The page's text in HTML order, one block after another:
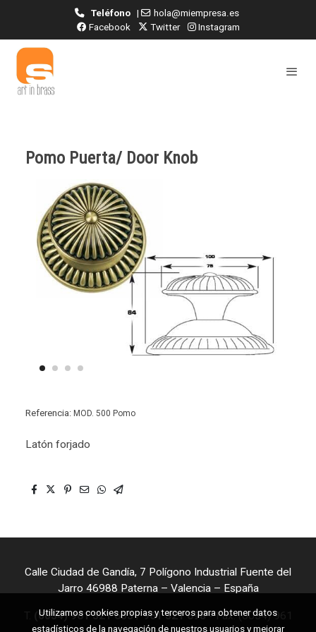
Teléfono|
hola@miempresa.es
Facebook
Twitter Instagram
Pomo Puerta/ Door Knob
Referencia: MOD. 500 Pomo
Latón forjado
Calle Ciudad de Gandía, 7 Polígono Industrial Fuente del
Jarro 46988 Paterna – Valencia – España
(0034) 961 321 653 /961 321 698- Fax. (0034) 961
Utilizamos cookies propias y terceros para obtener datos
estadísticos de la navegación de nuestros usuarios y mejorar